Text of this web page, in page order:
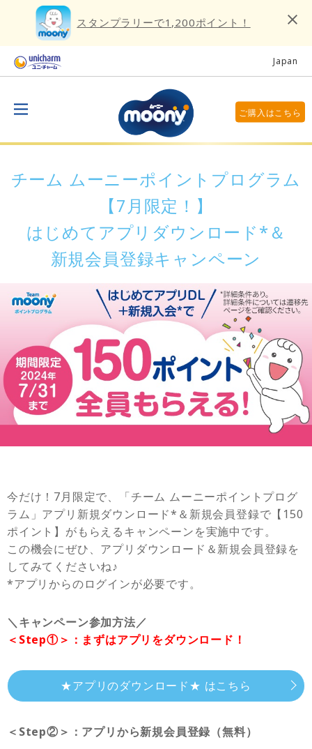
スタンプラリーで1,200ポイント！
Japan
ご購入はこちら
チーム ムーニーポイントプログラム
【7月限定！】
はじめてアプリダウンロード*＆
新規会員登録キャンペーン
今だけ！7月限定で、「チーム ムーニーポイントプログ
ラム」アプリ新規ダウンロード*＆新規会員登録で【150
ポイント】がもらえるキャンペーンを実施中です。
この機会にぜひ、アプリダウンロード＆新規会員登録を
してみてくださいね♪
*アプリからのログインが必要です。
＼キャンペーン参加方法／
＜Step①＞：まずはアプリをダウンロード！
★アプリのダウンロード★ はこちら
＜Step②＞：アプリから新規会員登録（無料）